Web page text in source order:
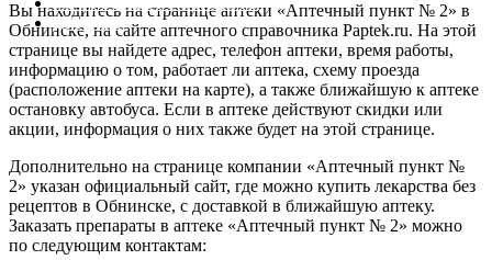
ДРУГИЕ
Вы находитесь на странице аптеки «Аптечный пункт № 2» в
Обнинске, на сайте аптечного справочника Paptek.ru. На этой
странице вы найдете адрес, телефон аптеки, время работы,
информацию о том, работает ли аптека, схему проезда
(расположение аптеки на карте), а также ближайшую к аптеке
остановку автобуса. Если в аптеке действуют скидки или
акции, информация о них также будет на этой странице.
Дополнительно на странице компании «Аптечный пункт №
2» указан официальный сайт, где можно купить лекарства без
рецептов в Обнинске, с доставкой в ближайшую аптеку.
Заказать препараты в аптеке «Аптечный пункт № 2» можно
по следующим контактам: